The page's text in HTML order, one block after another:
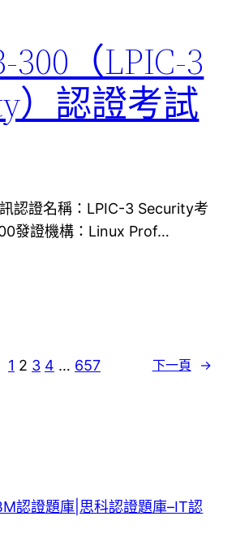
300（LPIC-3
）認證考試
認證名稱：LPIC-3 Security考
發證機構：Linux Prof…
1 2 3 4 … 657 下一頁 →
認證題庫|思科認證題庫–IT認